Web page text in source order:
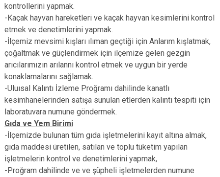
kontrollerini yapmak.
-Kaçak hayvan hareketleri ve kaçak hayvan kesimlerini kontrol
etmek ve denetimlerini yapmak.
-İlçemiz mevsimi kışları ılıman geçtiği için Anlarım kışlatmak,
çoğaltmak ve güçlendirmek için ilçemize gelen gezgin
arıcılarımızın arılannı kontrol etmek ve uygun bir yerde
konaklamalarını sağlamak.
-Uluısal Kalıntı İzleme Proğramı dahilinde kanatlı
kesimhanelerinden satışa sunulan etlerden kalıntı tespiti için
laboratuvara numune göndermek.
Gıda ve Yem Birimi
-İlçemizde bulunan tüm gıda işletmelerini kayıt altına almak,
gıda maddesi üretilen, satılan ve toplu tüketim yapılan
işletmelerin kontrol ve denetimlerini yapmak,
-Proğram dahilinde ve ve şüpheli işletmelerden numune